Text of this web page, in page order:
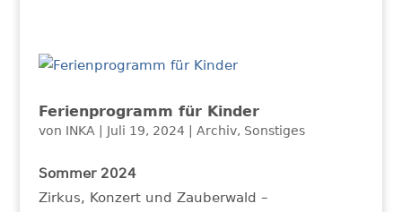
Ferienprogramm für Kinder
von INKA Juli 19, 2024 Archiv, Sonstiges
Sommer 2024
Zirkus, Konzert und Zauberwald –